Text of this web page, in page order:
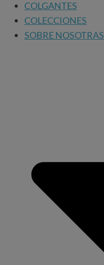
COLGANTES
COLECCIONES
SOBRE NOSOTRAS